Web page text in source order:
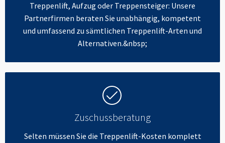
Treppenlift, Aufzug oder Treppensteiger: Unsere
Partnerfirmen beraten Sie unabhängig, kompetent
und umfassend zu sämtlichen Treppenlift-Arten und
Alternativen.&nbsp;
Zuschussberatung
Selten müssen Sie die Treppenlift-Kosten komplett